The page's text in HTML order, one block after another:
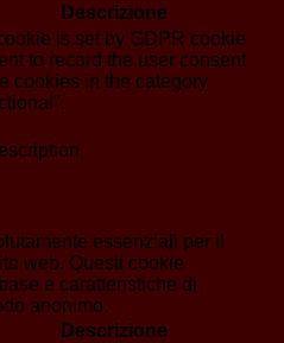
Descrizione
is set by GDPR cookie
to record the user consent
cookies in the category
essenziali per il
web. Questi cookie
e caratteristiche di
anonimo.
Descrizione